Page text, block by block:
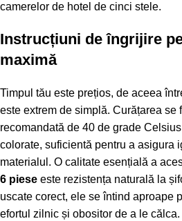
camerelor de hotel de cinci stele.
Instrucțiuni de îngrijire
maximă
Timpul tău este prețios, de aceea
este extrem de simplă. Curățarea se
recomandată de 40 de grade
colorate, suficientă pentru a asigura
materialul. O calitate esențială a
6 piese este rezistența naturală la
uscate corect, ele se întind aproape
efortul zilnic și obositor de a le